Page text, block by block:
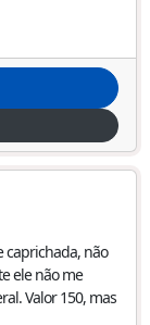
caprichada, não
ele não me
Valor 150, mas